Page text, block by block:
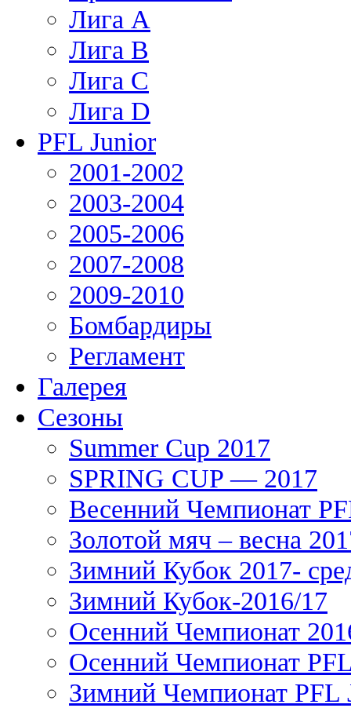
Лига А
Лига В
Лига С
Лига D
PFL Junior
2001-2002
2003-2004
2005-2006
2007-2008
2009-2010
Бомбардиры
Регламент
Галерея
Сезоны
Summer Cup 2017
SPRING CUP — 2017
Весенний Чемпионат
Золотой мяч – весна
Зимний Кубок 2017-
Зимний Кубок-2016/17
Осенний Чемпионат
Осенний Чемпионат
Зимний Чемпионат PFL